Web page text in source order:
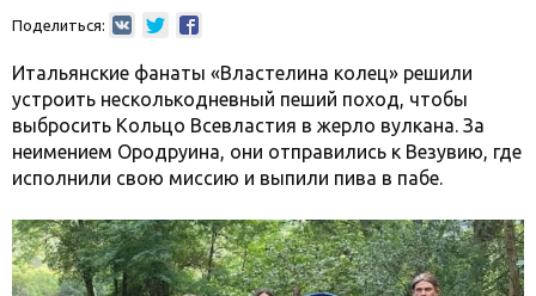
Поделиться:
Итальянские фанаты «Властелина колец» решили
устроить несколькодневный пеший поход, чтобы
выбросить Кольцо Всевластия в жерло вулкана. За
неимением Ородруина, они отправились к Везувию, где
исполнили свою миссию и выпили пива в пабе.